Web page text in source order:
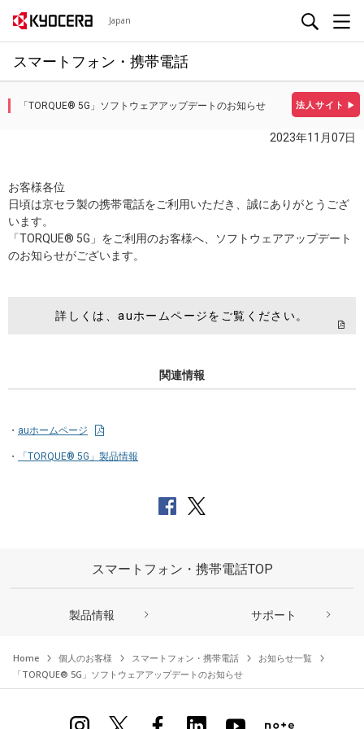
Japan
スマートフォン・携帯電話
法人サイト ▶
「TORQUE® 5G」ソフトウェアアップデートのお知らせ
2023年11月07日
お客様各位
日頃は京セラ製の携帯電話をご利用いただき、誠にありがとうござ
います。
「TORQUE® 5G」をご利用のお客様へ、ソフトウェアアップデート
のお知らせがございます。
詳しくは、auホームページをご覧ください。
関連情報
auホームページ
「TORQUE® 5G」製品情報
スマートフォン・携帯電話TOP
製品情報 サポート
Home 個人のお客様 スマートフォン・携帯電話
お知らせ一覧
「TORQUE® 5G」ソフトウェアアップデートのお知らせ